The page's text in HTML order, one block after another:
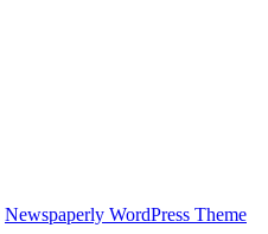
Newspaperly WordPress Theme